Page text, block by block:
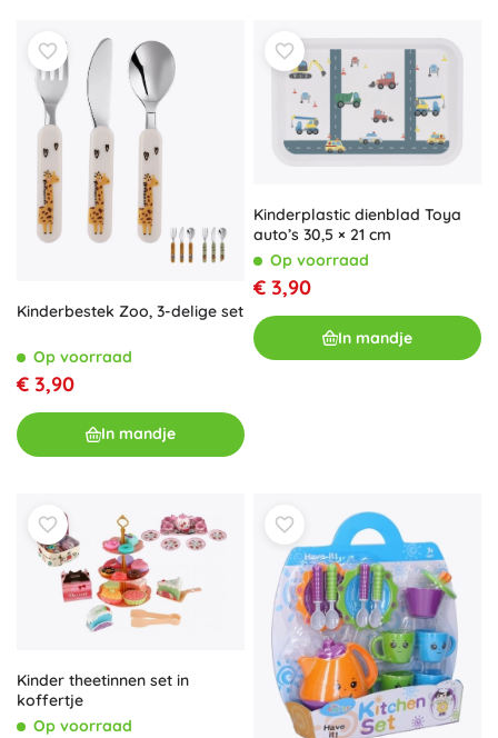
Kinderbestek Zoo, 3-delige set
Op voorraad
€ 3,90
In mandje
Kinderplastic dienblad Toya
auto’s 30,5 × 21 cm
Op voorraad
€ 3,90
In mandje
Kinder theetinnen set in
koffertje
Op voorraad